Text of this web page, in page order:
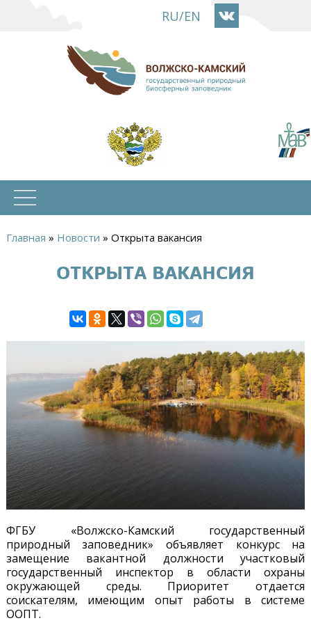
основному
содержанию
RU/EN
Главная » Новости » Открыта вакансия
ОТКРЫТА ВАКАНСИЯ
ФГБУ «Волжско-Камский государственный
природный заповедник» объявляет конкурс на
замещение вакантной должности участковый
государственный инспектор в области охраны
окружающей среды. Приоритет отдается
соискателям, имеющим опыт работы в системе
ООПТ.